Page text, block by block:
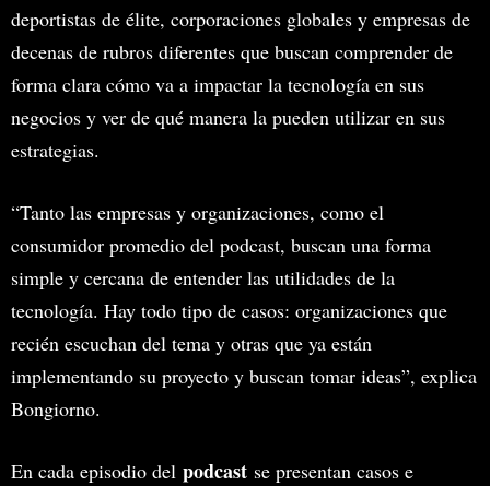
deportistas de élite, corporaciones globales y empresas de
decenas de rubros diferentes que buscan comprender de
forma clara cómo va a impactar la tecnología en sus
negocios y ver de qué manera la pueden utilizar en sus
estrategias.
“Tanto las empresas y organizaciones, como el
consumidor promedio del podcast, buscan una forma
simple y cercana de entender las utilidades de la
tecnología. Hay todo tipo de casos: organizaciones que
recién escuchan del tema y otras que ya están
implementando su proyecto y buscan tomar ideas”, explica
Bongiorno.
En cada episodio del podcast se presentan casos e